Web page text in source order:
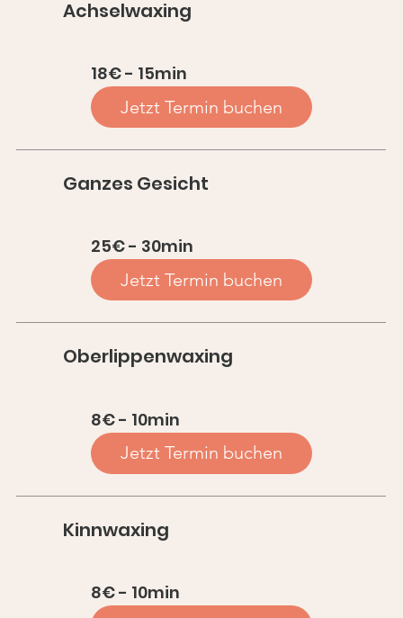
Achselwaxing
18€ - 15min
Jetzt Termin buchen
Ganzes Gesicht
25€ - 30min
Jetzt Termin buchen
Oberlippenwaxing
8€ - 10min
Jetzt Termin buchen
Kinnwaxing
8€ - 10min